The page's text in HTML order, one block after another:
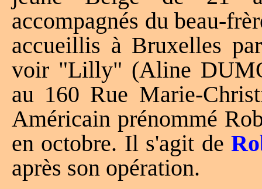
accompagnés du beau-
accueillis à Bruxelles
voir "Lilly" (Aline
au 160 Rue Marie-
Américain prénommé
en octobre. Il s'agit de
après son opération.